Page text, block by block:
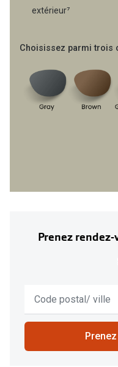
extérieur⁷
Choisissez parmi trois
Prenez
résultat
n'a